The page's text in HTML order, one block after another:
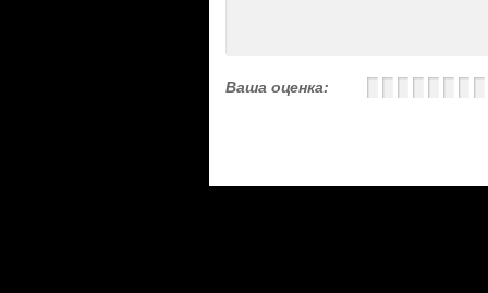
Ваша оценка: